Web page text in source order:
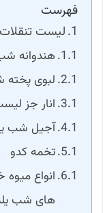
فهرست
لیست
هندوانه
لبوی پخته
انار جز
آجیل شب
تخمه کدو
انواع
های شب